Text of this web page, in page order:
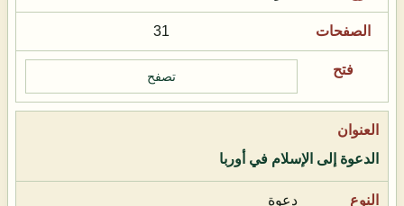
31
تصفح
الدعوة إلى الإسلام في أوربا
دعوة